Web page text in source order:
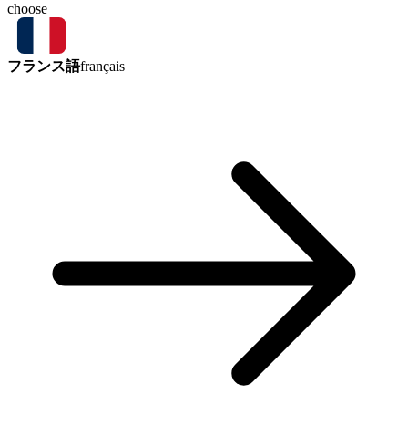
choose
フランス語français